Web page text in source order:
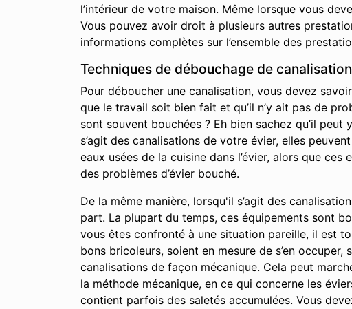
l’intérieur de votre maison. Même lorsque vous
Vous pouvez avoir droit à plusieurs autres
informations complètes sur l’ensemble des
Techniques de débouchage de
Pour déboucher une canalisation, vous devez
que le travail soit bien fait et qu’il n’y ait pas de
sont souvent bouchées ? Eh bien sachez qu’il
s’agit des canalisations de votre évier, elles
eaux usées de la cuisine dans l’évier, alors que
des problèmes d’évier bouché.
De la même manière, lorsqu'il s’agit des
part. La plupart du temps, ces équipements sont
vous êtes confronté à une situation pareille, il est
bons bricoleurs, soient en mesure de s’en occuper,
canalisations de façon mécanique. Cela peut
la méthode mécanique, en ce qui concerne les
contient parfois des saletés accumulées. Vous